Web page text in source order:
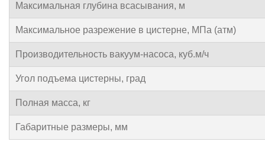
Максимальная глубина всасывания, м
Максимальное разрежение в цистерне, МПа (атм)
Производительность вакуум-насоса, куб.м/ч
Угол подъема цистерны, град
Полная масса, кг
Габаритные размеры, мм